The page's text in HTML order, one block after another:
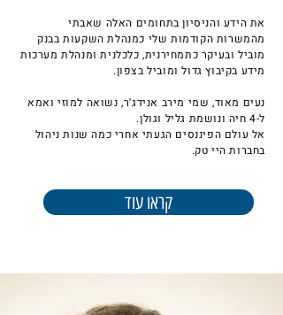
את הידע והניסיון בתחומים האלה שאבתי
מהמשרות הקודמות שלי כמנהלת השקעות בבנק
מוביל ובעיקר כתמחירנית, כלכלנית ומנהלת מערכות
מידע בקיבוץ גדול ומוביל בצפון.
נעים מאוד, שמי מירב אנידג'ר, נשואה למוזי ואמא
ל-4 חיה ונושמת גליל וגולן.
אל עולם הפיננסים הגעתי אחרי כמה שנות ניהול
בחברות היי טק.
קראו עוד